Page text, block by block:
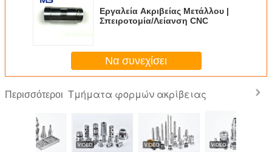
Εργαλεία Ακριβείας Μετάλλου |
Σπειροτομία/Λείανση CNC
Να συνεχίσει
Περισσότεροι Τμήματα φορμών ακρίβειας